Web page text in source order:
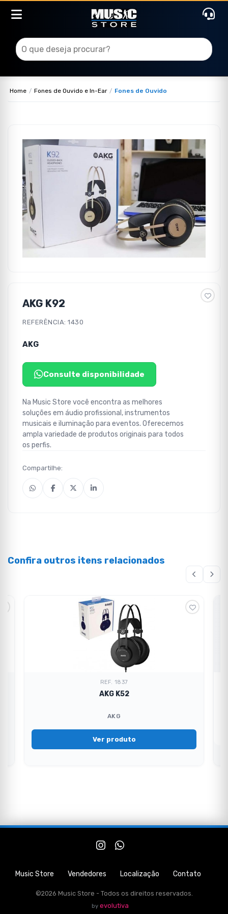
Home Fones de Ouvido e In-Ear Fones de Ouvido
AKG K92
REFERÊNCIA: 1430
AKG
Consulte disponibilidade
Na Music Store você encontra as melhores
soluções em áudio profissional, instrumentos
musicais e iluminação para eventos. Oferecemos
ampla variedade de produtos originais para todos
os perfis.
Compartilhe:
Confira outros itens relacionados
REF. 1837
AKG K52
AKG
Ver produto
Music Store Vendedores Localização Contato
©2026 Music Store - Todos os direitos reservados.
by evolutiva